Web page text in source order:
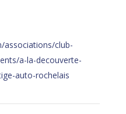
associations/club-
a-la-decouverte-
auto-rochelais